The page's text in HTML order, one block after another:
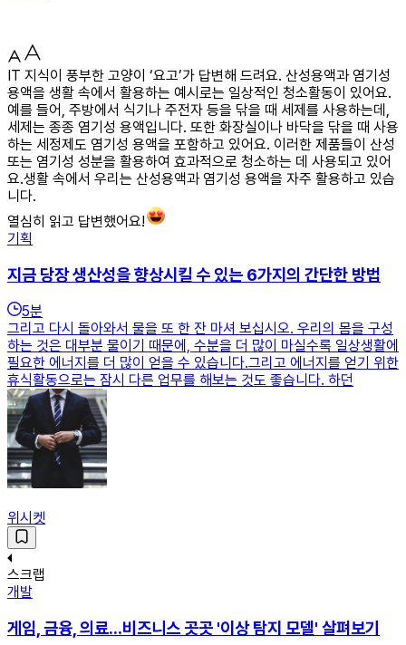
IT 지식이 풍부한 고양이 ‘요고’가 답변해 드려요. 산성용액과 염기성
용액을 생활 속에서 활용하는 예시로는 일상적인 청소활동이 있어요.
예를 들어, 주방에서 식기나 주전자 등을 닦을 때 세제를 사용하는데,
세제는 종종 염기성 용액입니다. 또한 화장실이나 바닥을 닦을 때 사용
하는 세정제도 염기성 용액을 포함하고 있어요. 이러한 제품들이 산성
또는 염기성 성분을 활용하여 효과적으로 청소하는 데 사용되고 있어
요.생활 속에서 우리는 산성용액과 염기성 용액을 자주 활용하고 있습
니다.
열심히 읽고 답변했어요!
기획
지금 당장 생산성을 향상시킬 수 있는 6가지의 간단한 방법
5분
그리고 다시 돌아와서 물을 또 한 잔 마셔 보십시오. 우리의 몸을 구성
하는 것은 대부분 물이기 때문에, 수분을 더 많이 마실수록 일상생활에
필요한 에너지를 더 많이 얻을 수 있습니다.그리고 에너지를 얻기 위한
휴식활동으로는 잠시 다른 업무를 해보는 것도 좋습니다. 하던
위시켓
스크랩
개발
게임, 금융, 의료...비즈니스 곳곳 '이상 탐지 모델' 살펴보기